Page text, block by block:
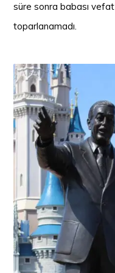
süre sonra babası vefat
toparlanamadı.